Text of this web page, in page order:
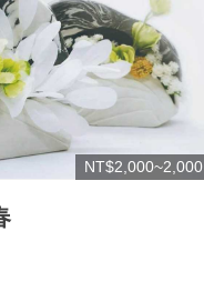
NT$2,000~2,000